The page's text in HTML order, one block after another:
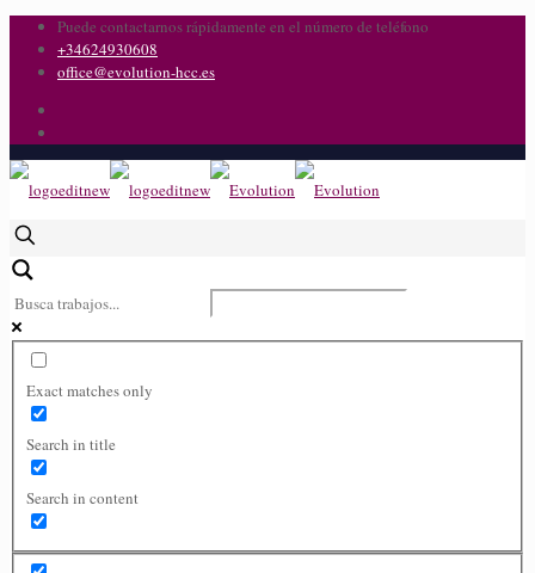
Puede contactarnos rápidamente en el número de teléfono
+34624930608
office@evolution-hcc.es
Exact matches only
Search in title
Search in content